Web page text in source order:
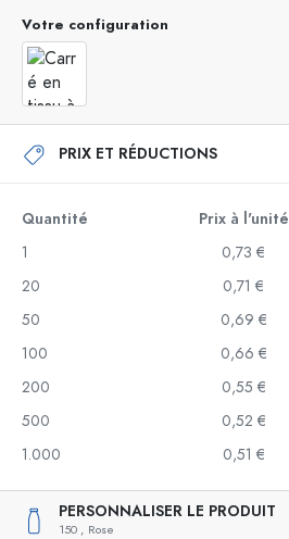
Votre configuration
PRIX ET RÉDUCTIONS
Quantité Prix à l'unité
1
0,73 €
20
0,71 €
50
0,69 €
100
0,66 €
200
0,55 €
500
0,52 €
1.000
0,51 €
PERSONNALISER LE PRODUIT
150 , Rose